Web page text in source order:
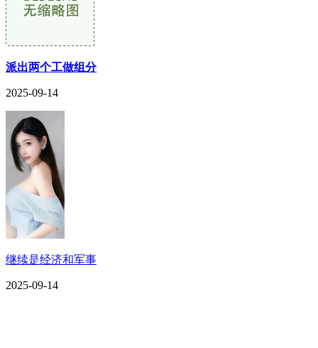
派出两个工做组分
2025-09-14
继续是经济和军事
2025-09-14